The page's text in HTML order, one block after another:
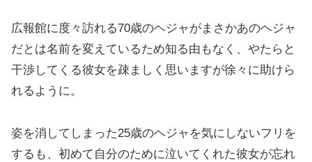
広報館に度々訪れる70歳のヘジャがまさかあのヘジャ
だとは名前を変えているため知る由もなく、やたらと
干渉してくる彼女を疎ましく思いますが徐々に助けら
れるように。
姿を消してしまった25歳のヘジャを気にしないフリを
するも、初めて自分のために泣いてくれた彼女が忘れ